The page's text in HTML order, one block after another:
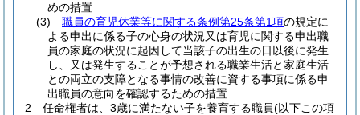
めの措置
(3)
職員の育児休業等に関する条例第25条第1項の規定に
よる申出に係る子の心身の状況又は育児に関する申出職
員の家庭の状況に起因して当該子の出生の日以後に発生
し、又は発生することが予想される職業生活と家庭生活
との両立の支障となる事情の改善に資する事項に係る申
出職員の意向を確認するための措置
2
任命権者は、3歳に満たない子を養育する職員(以下この項